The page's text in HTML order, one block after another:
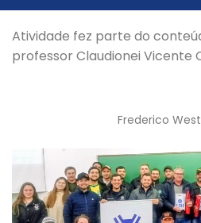
Atividade fez parte do
professor Claudionei Vicente
Frederico